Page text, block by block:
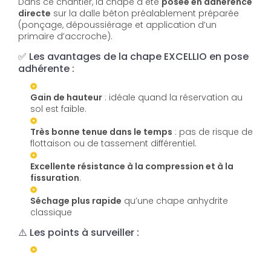
directe sur la dalle béton préalablement préparée
(ponçage, dépoussiérage et application d’un
primaire d’accroche).
✅ Les avantages de la chape EXCELLIO en pose
adhérente :
Gain de hauteur : idéale quand la réservation au
sol est faible.
Très bonne tenue dans le temps : pas de risque de
flottaison ou de tassement différentiel.
Excellente résistance à la compression et à la
fissuration.
Séchage plus rapide qu’une chape anhydrite
classique
⚠️ Les points à surveiller :